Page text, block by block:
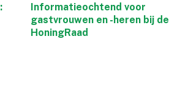
Informatieochtend voor
gastvrouwen en -heren bij de
HoningRaad